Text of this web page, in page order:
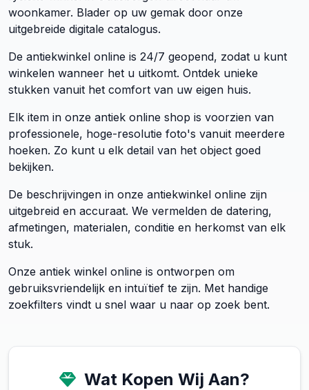
woonkamer. Blader op uw gemak door onze
uitgebreide digitale catalogus.
De antiekwinkel online is 24/7 geopend, zodat u kunt
winkelen wanneer het u uitkomt. Ontdek unieke
stukken vanuit het comfort van uw eigen huis.
Elk item in onze antiek online shop is voorzien van
professionele, hoge-resolutie foto's vanuit meerdere
hoeken. Zo kunt u elk detail van het object goed
bekijken.
De beschrijvingen in onze antiekwinkel online zijn
uitgebreid en accuraat. We vermelden de datering,
afmetingen, materialen, conditie en herkomst van elk
stuk.
Onze antiek winkel online is ontworpen om
gebruiksvriendelijk en intuïtief te zijn. Met handige
zoekfilters vindt u snel waar u naar op zoek bent.
Wat Kopen Wij Aan?